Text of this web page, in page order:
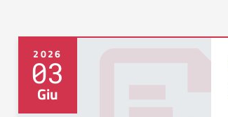
2026
03
Giu